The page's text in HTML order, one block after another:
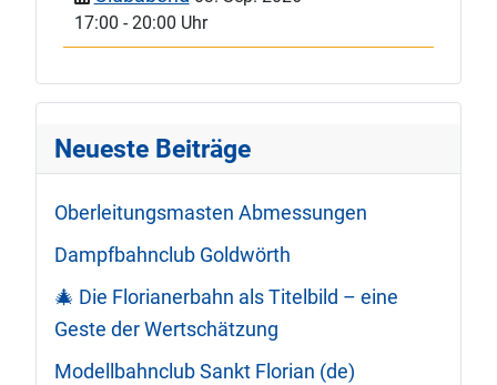
17:00 -20:00 Uhr
Neueste Beiträge
Oberleitungsmasten Abmessungen
Dampfbahnclub Goldwörth
🎄 Die Florianerbahn als Titelbild – eine
Geste der Wertschätzung
Modellbahnclub Sankt Florian (de)